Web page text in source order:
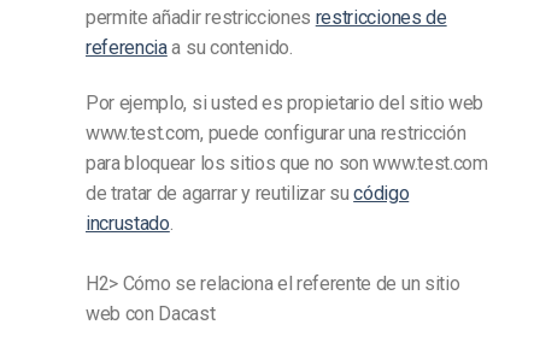
permite añadir restricciones restricciones de
referenciaa su contenido.
Por ejemplo, si usted es propietario del sitio web
www.test.com, puede configurar una restricción
para bloquear los sitios que no son www.test.com
de tratar de agarrar y reutilizar sucódigo
incrustado
H2> Cómo se relaciona el referente de un sitio
web con Dacast